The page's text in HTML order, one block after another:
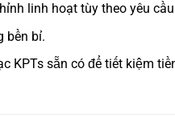
linh hoạt tùy theo yêu
bền bỉ.
KPTs sẵn có để tiết kiệm